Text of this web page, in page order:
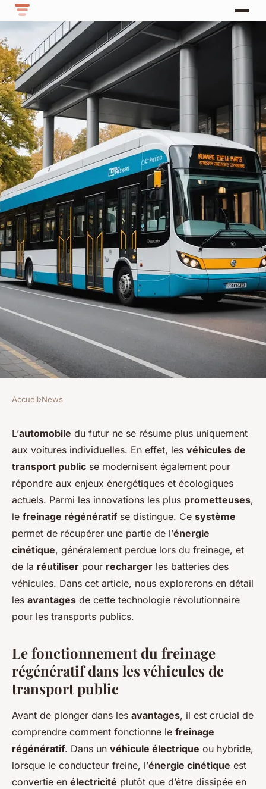
Quels sont les avantages des
systèmes de récupération de
l'énergie cinétique pour les
véhicules de transport public?
Sarah•9 septembre 2024• 5 min de lecture
Accueil›News
L’automobile du futur ne se résume plus uniquement
aux voitures individuelles. En effet, les véhicules de
transport public se modernisent également pour
répondre aux enjeux énergétiques et écologiques
actuels. Parmi les innovations les plus prometteuses,
le freinage régénératif se distingue. Ce système
permet de récupérer une partie de l’énergie
cinétique, généralement perdue lors du freinage, et
de la réutiliser pour recharger les batteries des
véhicules. Dans cet article, nous explorerons en détail
les avantages de cette technologie révolutionnaire
pour les transports publics.
Le fonctionnement du freinage
régénératif dans les véhicules de
transport public
Avant de plonger dans les avantages, il est crucial de
comprendre comment fonctionne le freinage
régénératif. Dans un véhicule électrique ou hybride,
lorsque le conducteur freine, l’énergie cinétique est
convertie en électricité plutôt que d’être dissipée en